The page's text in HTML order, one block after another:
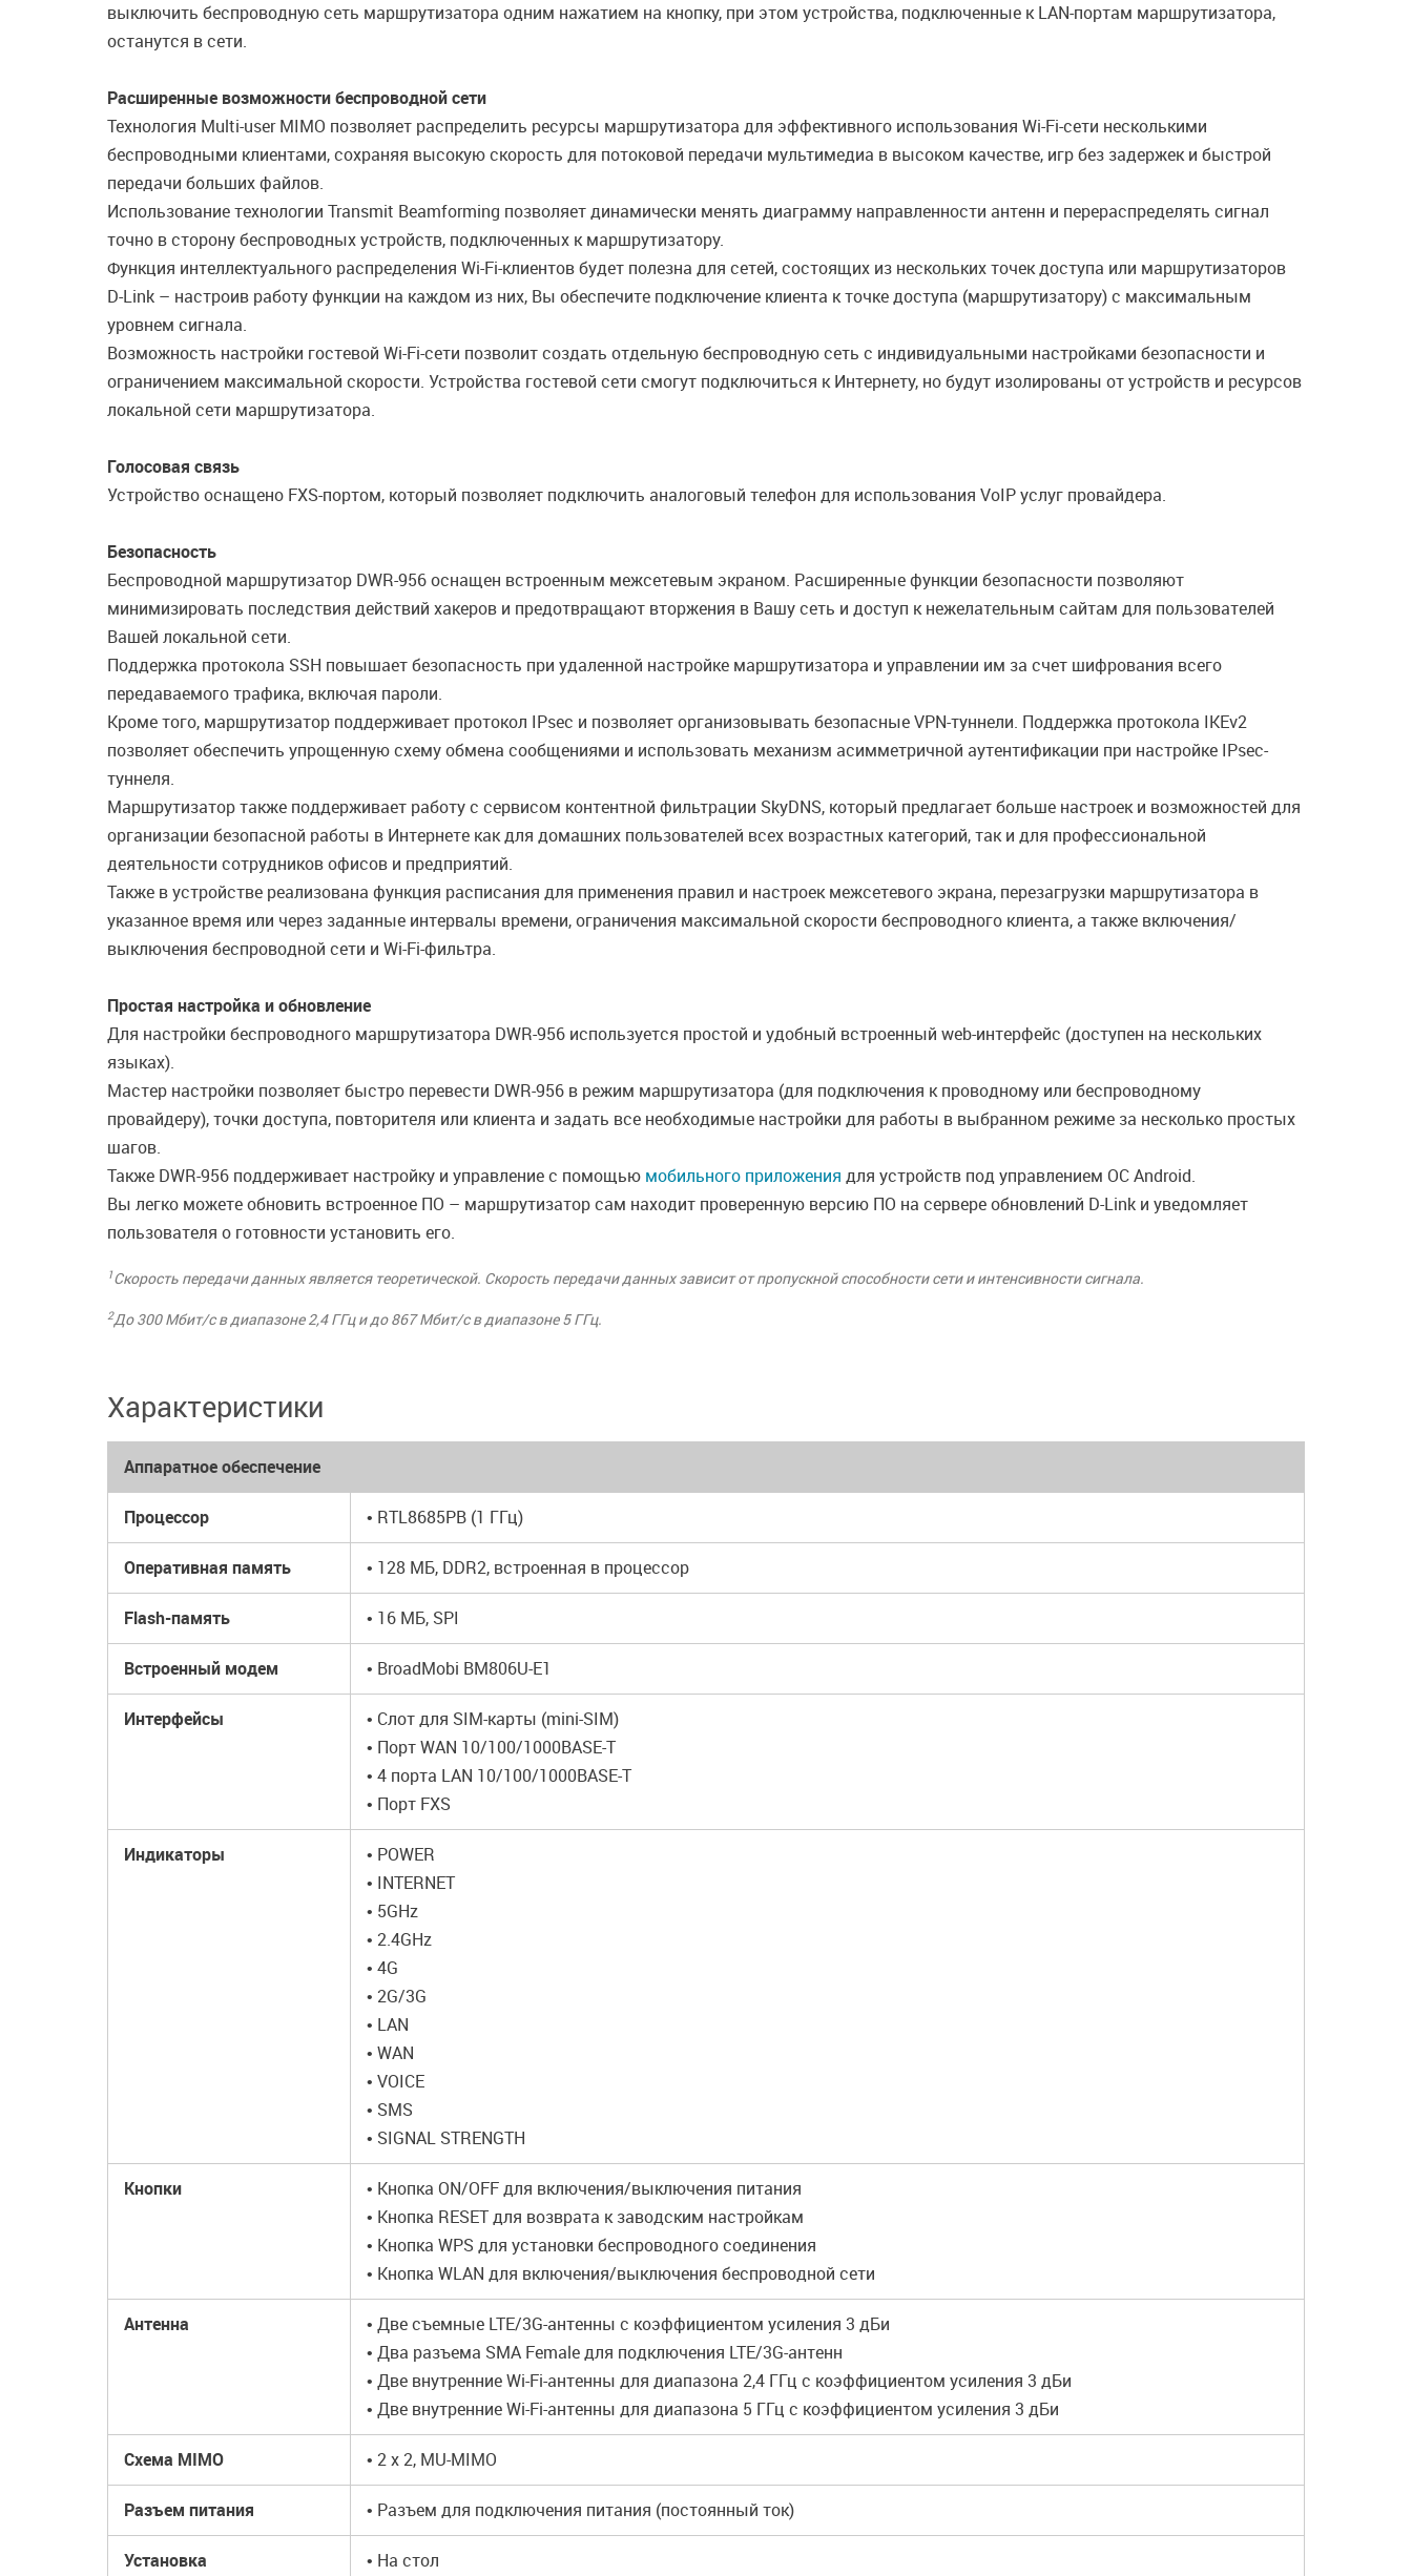
выключить беспроводную сеть маршрутизатора одним нажатием на кнопку, при этом устройства, подключенные к LAN-портам маршрутизатора,
останутся в сети.
Расширенные возможности беспроводной сети
Технология Multi-user MIMO позволяет распределить ресурсы маршрутизатора для эффективного использования Wi-Fi-сети несколькими
беспроводными клиентами, сохраняя высокую скорость для потоковой передачи мультимедиа в высоком качестве, игр без задержек и быстрой
передачи больших файлов.
Использование технологии Transmit Beamforming позволяет динамически менять диаграмму направленности антенн и перераспределять сигнал
точно в сторону беспроводных устройств, подключенных к маршрутизатору.
Функция интеллектуального распределения Wi-Fi-клиентов будет полезна для сетей, состоящих из нескольких точек доступа или маршрутизаторов
D-Link – настроив работу функции на каждом из них, Вы обеспечите подключение клиента к точке доступа (маршрутизатору) с максимальным
уровнем сигнала.
Возможность настройки гостевой Wi-Fi-сети позволит создать отдельную беспроводную сеть с индивидуальными настройками безопасности и
ограничением максимальной скорости. Устройства гостевой сети смогут подключиться к Интернету, но будут изолированы от устройств и ресурсов
локальной сети маршрутизатора.
Голосовая связь
Устройство оснащено FXS-портом, который позволяет подключить аналоговый телефон для использования VoIP услуг провайдера.
Безопасность
Беспроводной маршрутизатор DWR-956 оснащен встроенным межсетевым экраном. Расширенные функции безопасности позволяют
минимизировать последствия действий хакеров и предотвращают вторжения в Вашу сеть и доступ к нежелательным сайтам для пользователей
Вашей локальной сети.
Поддержка протокола SSH повышает безопасность при удаленной настройке маршрутизатора и управлении им за счет шифрования всего
передаваемого трафика, включая пароли.
Кроме того, маршрутизатор поддерживает протокол IPsec и позволяет организовывать безопасные VPN-туннели. Поддержка протокола IKEv2
позволяет обеспечить упрощенную схему обмена сообщениями и использовать механизм асимметричной аутентификации при настройке IPsec-
туннеля.
Маршрутизатор также поддерживает работу с сервисом контентной фильтрации SkyDNS, который предлагает больше настроек и возможностей для
организации безопасной работы в Интернете как для домашних пользователей всех возрастных категорий, так и для профессиональной
деятельности сотрудников офисов и предприятий.
Также в устройстве реализована функция расписания для применения правил и настроек межсетевого экрана, перезагрузки маршрутизатора в
указанное время или через заданные интервалы времени, ограничения максимальной скорости беспроводного клиента, а также включения/
выключения беспроводной сети и Wi-Fi-фильтра.
Простая настройка и обновление
Для настройки беспроводного маршрутизатора DWR-956 используется простой и удобный встроенный web-интерфейс (доступен на нескольких
языках).
Мастер настройки позволяет быстро перевести DWR-956 в режим маршрутизатора (для подключения к проводному или беспроводному
провайдеру), точки доступа, повторителя или клиента и задать все необходимые настройки для работы в выбранном режиме за несколько простых
шагов.
Также DWR-956 поддерживает настройку и управление с помощью мобильного приложения для устройств под управлением ОС Android.
Вы легко можете обновить встроенное ПО – маршрутизатор сам находит проверенную версию ПО на сервере обновлений D-Link и уведомляет
пользователя о готовности установить его.
1Скорость передачи данных является теоретической. Скорость передачи данных зависит от пропускной способности сети и интенсивности сигнала.
2До 300 Мбит/с в диапазоне 2,4 ГГц и до 867 Мбит/с в диапазоне 5 ГГц.
Характеристики
Аппаратное обеспечение
Процессор • RTL8685PB (1 ГГц)
Оперативная память • 128 MБ, DDR2, встроенная в процессор
Flash-память • 16 МБ, SPI
Встроенный модем • BroadMobi BM806U-E1
Интерфейсы
• Слот для SIM-карты (mini-SIM)
• Порт WAN 10/100/1000BASE-T
• 4 порта LAN 10/100/1000BASE-T
• Порт FXS
Индикаторы
• POWER
• INTERNET
• 5GHz
• 2.4GHz
• 4G
• 2G/3G
• LAN
• WAN
• VOICE
• SMS
• SIGNAL STRENGTH
Кнопки
• Кнопка ON/OFF для включения/выключения питания
• Кнопка RESET для возврата к заводским настройкам
• Кнопка WPS для установки беспроводного соединения
• Кнопка WLAN для включения/выключения беспроводной сети
Антенна
• Две съемные LTE/3G-антенны с коэффициентом усиления 3 дБи
• Два разъема SMA Female для подключения LTE/3G-антенн
• Две внутренние Wi-Fi-антенны для диапазона 2,4 ГГц с коэффициентом усиления 3 дБи
• Две внутренние Wi-Fi-антенны для диапазона 5 ГГц с коэффициентом усиления 3 дБи
Схема MIMO • 2 x 2, MU-MIMO
Разъем питания • Разъем для подключения питания (постоянный ток)
Установка • На стол